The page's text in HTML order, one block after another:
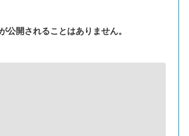
公開されることはありません。